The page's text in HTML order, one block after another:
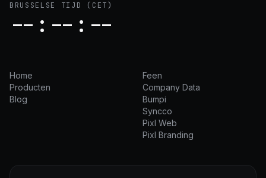
BRUSSELSE TIJD (CET)
--:--:--
Home
Producten
Blog
Feen
Company Data
Bumpi
Syncco
Pixl Web
Pixl Branding